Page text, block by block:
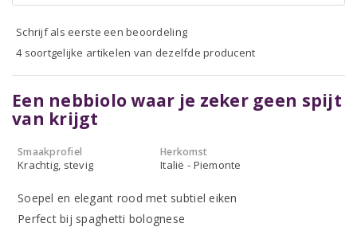
Schrijf als eerste een beoordeling
4 soortgelijke artikelen van dezelfde producent
Een nebbiolo waar je zeker geen spijt
van krijgt
Smaakprofiel
Krachtig, stevig
Herkomst
Italië - Piemonte
Soepel en elegant rood met subtiel eiken
Perfect bij spaghetti bolognese